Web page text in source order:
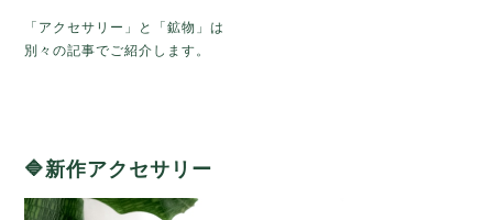
「アクセサリー」と「鉱物」は
別々の記事でご紹介します。
🔷新作アクセサリー